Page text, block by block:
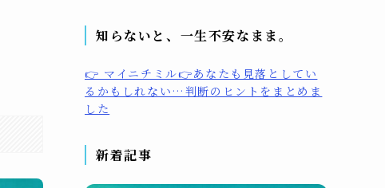
知らないと、一生不安なまま。
👉 マイニチミル👉あなたも見落としてい
るかもしれない…判断のヒントをまとめま
した
新着記事